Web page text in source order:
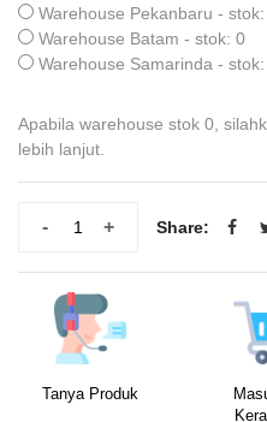
Warehouse Pekanbaru -
Warehouse Batam - stok: 0
Warehouse Samarinda -
Apabila warehouse stok 0,
lebih lanjut.
+
- Share:
Tanya Produk